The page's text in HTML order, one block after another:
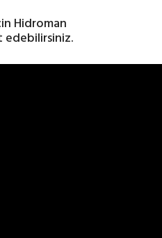
Hidroman
edebilirsiniz.